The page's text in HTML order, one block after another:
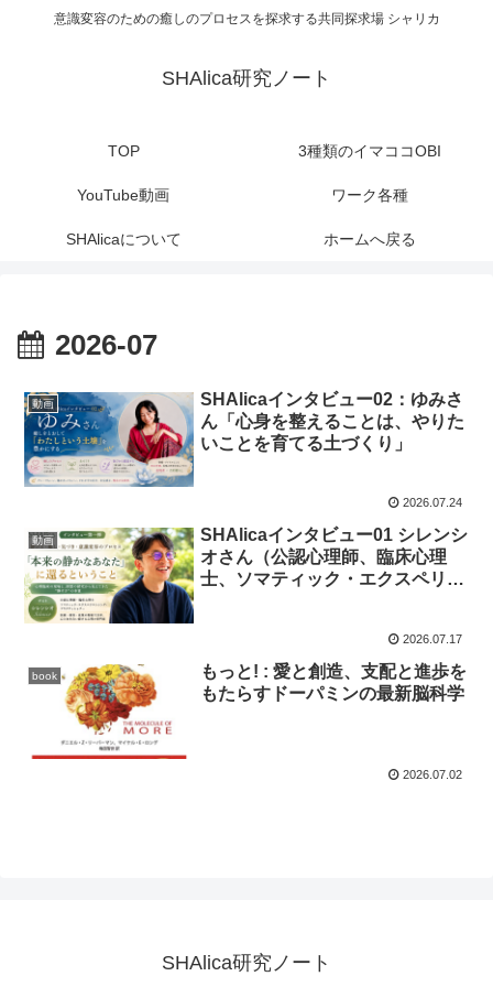
意識変容のための癒しのプロセスを探求する共同探求場 シャリカ
SHAlica研究ノート
TOP 3種類のイマココOBI
YouTube動画 ワーク各種
SHAlicaについて ホームへ戻る
2026-07
動画
SHAlicaインタビュー02：ゆみさ
ん「心身を整えることは、やりた
いことを育てる土づくり」
2026.07.24
動画
SHAlicaインタビュー01 シレンシ
オさん（公認心理師、臨床心理
士、ソマティック・エクスペリエ
2026.07.17
book
もっと! : 愛と創造、支配と進歩を
もたらすドーパミンの最新脳科学
2026.07.02
SHAlica研究ノート